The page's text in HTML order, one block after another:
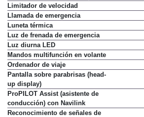
Limitador de velocidad
Llamada de emergencia
Luneta térmica
Luz de frenada de emergencia
Luz diurna LED
Mandos multifunción en volante
Ordenador de viaje
Pantalla sobre parabrisas (head-
up display)
ProPILOT Assist (asistente de
conducción) con Navilink
Reconocimiento de señales de